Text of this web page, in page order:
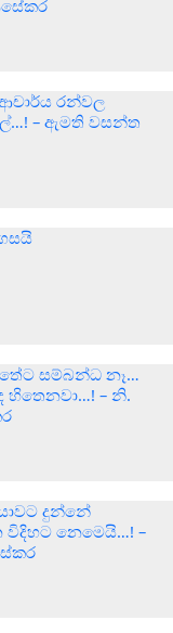
රන්වල
– ඇමති වසන්ත
සම්බන්ධ නෑ…
හිතෙනවා…! – නි.
දුන්නේ
විදිහට නෙමෙයි…! –